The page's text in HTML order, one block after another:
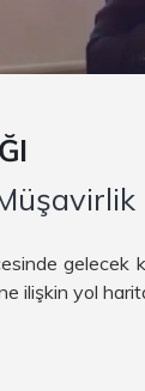
gelecek
yol